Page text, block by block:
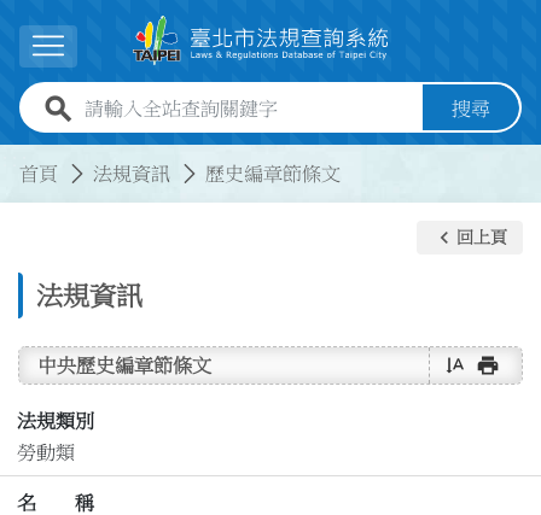
展開選單
全站查詢關鍵字欄位 搜尋
首頁 法規資訊 歷史編章節條文
法規資訊
keyboard_arrow_left 回上頁
中央歷史編章節條文 text_rotate_vertical print
法規類別
勞動類
名 稱